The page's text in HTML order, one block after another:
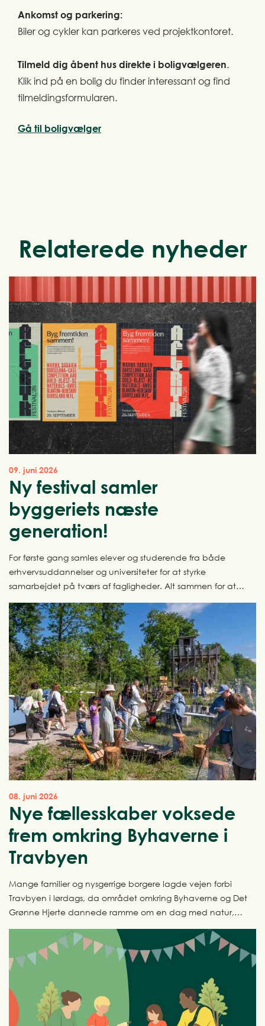
Ankomst og parkering:
Biler og cykler kan parkeres ved projektkontoret.
Tilmeld dig åbent hus direkte i boligvælgeren.
Klik ind på en bolig du finder interessant og find
tilmeldingsformularen.
Gå til boligvælger
Relaterede nyheder
09. juni 2026
Ny festival samler
byggeriets næste
generation!
For første gang samles elever og studerende fra både
erhvervsuddannelser og universiteter for at styrke
samarbejdet på tværs af fagligheder. Alt sammen for at
AFTRYK Festival, der afholdes for første gang den 29.
september 2026.
08. juni 2026
Nye fællesskaber voksede
frem omkring Byhaverne i
Travbyen
Mange familier og nysgerrige borgere lagde vejen forbi
Travbyen i lørdags, da området omkring Byhaverne og Det
Grønne Hjerte dannede ramme om en dag med natur,